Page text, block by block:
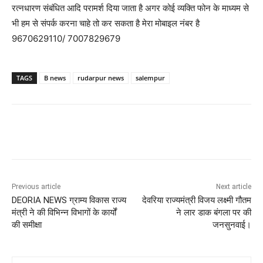
रत्नधारण संबंधित आदि परामर्श दिया जाता है अगर कोई व्यक्ति फोन के माध्यम से
भी हम से संपर्क करना चाहे तो कर सकता है मेरा मोबाइल नंबर है
9670629110/ 7007829679
TAGS B news rudarpur news salempur
Previous article
DEORIA NEWS ग्राम्य विकास राज्य
मंत्री ने की विभिन्न विभागों के कार्यों
की समीक्षा
Next article
देवरिया राज्यमंत्री विजय लक्ष्मी गौतम
ने लार डाक बंगला पर की
जनसुनवाई।